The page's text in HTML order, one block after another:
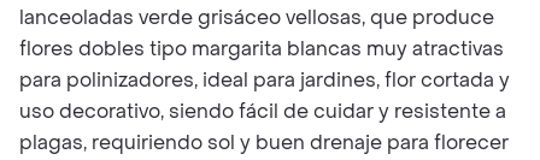
lanceoladas verde grisáceo vellosas, que produce
flores dobles tipo margarita blancas muy atractivas
para polinizadores, ideal para jardines, flor cortada y
uso decorativo, siendo fácil de cuidar y resistente a
plagas, requiriendo sol y buen drenaje para florecer